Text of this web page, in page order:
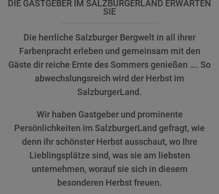
DIE GASTGEBER IM SALZBURGERLAND ERWARTEN
SIE
Die herrliche Salzburger Bergwelt in all ihrer
Farbenpracht erleben und gemeinsam mit den
Gäste dir reiche Ernte des Sommers genießen …. So
abwechslungsreich wird der Herbst im
SalzburgerLand.
Wir haben Gastgeber und prominente
Persönlichkeiten im SalzburgerLand gefragt, wie
denn ihr schönster Herbst ausschaut, wo Ihre
Lieblingsplätze sind, was sie am liebsten
unternehmen, worauf sie sich in diesem
besonderen Herbst freuen.